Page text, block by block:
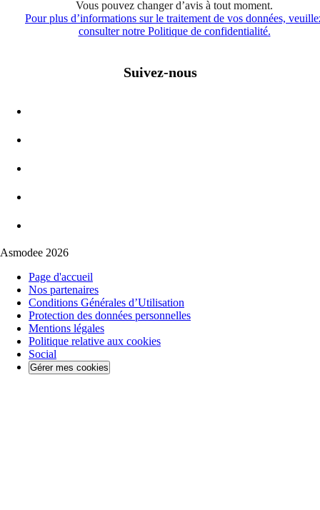
Vous pouvez changer d’avis à tout moment.
Pour plus d’informations sur le traitement de vos données,
consulter notre Politique de confidentialité.
Suivez-nous
Asmodee 2026
Page d'accueil
Nos partenaires
Conditions Générales d’Utilisation
Protection des données personnelles
Mentions légales
Politique relative aux cookies
Social
Gérer mes cookies